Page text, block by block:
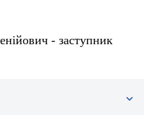
- заступник